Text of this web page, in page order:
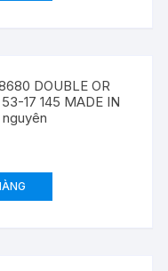
DOUBLE OR
17 145 MADE IN